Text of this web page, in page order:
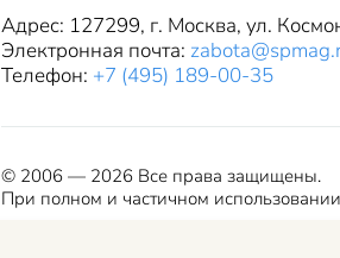
Адрес: 127299, г. Москва, ул.
Электронная почта:
Телефон: +7 (495) 189-00-35
© 2006 — 2026 Все права защищены.
При полном и частичном